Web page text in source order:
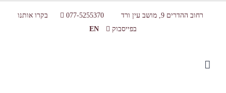
רחוב ההדרים 9, מושב עין ורד 077-5255370
בקרו אותנו
בפייסבוק
EN